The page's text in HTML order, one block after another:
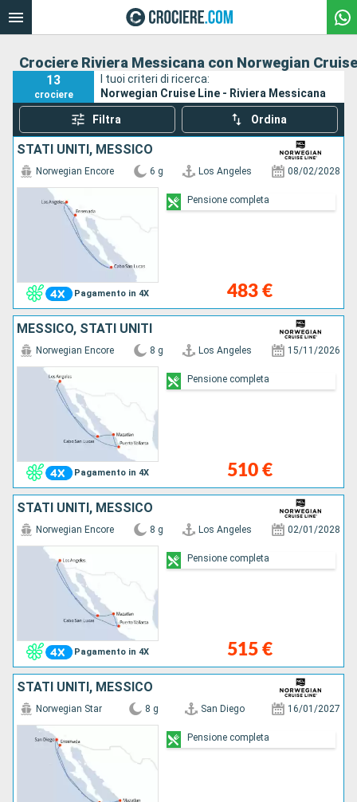
Crociere Riviera Messicana con Norwegian
13
crociere
I tuoi criteri di ricerca:
Norwegian Cruise Line - Riviera Messicana
Filtra Ordina
STATI UNITI, MESSICO
Pagamento in 4X
Norwegian Encore 6 g Los Angeles 08/02/2028
483 €
Pensione completa
MESSICO, STATI UNITI
Pagamento in 4X
Norwegian Encore 8 g Los Angeles 15/11/2026
510 €
Pensione completa
STATI UNITI, MESSICO
Pagamento in 4X
Norwegian Encore 8 g Los Angeles 02/01/2028
515 €
Pensione completa
STATI UNITI, MESSICO
Norwegian Star 8 g San Diego 16/01/2027
Pensione completa